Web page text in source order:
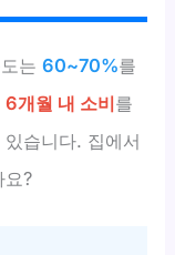
도는60~70%를
6개월 내 소비를
습니다. 집에서
요?